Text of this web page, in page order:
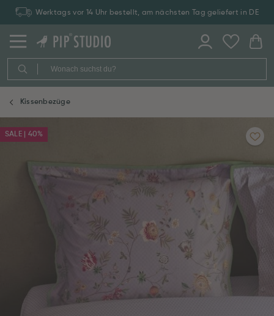
Werktags vor 14 Uhr bestellt, am nächsten Tag geliefert in DE
Kissenbezüge
SALE | 40%